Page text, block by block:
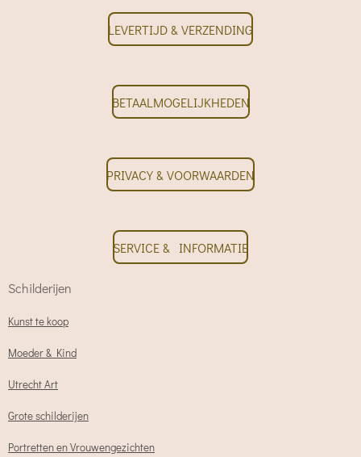
LEVERTIJD & VERZENDING
BETAALMOGELIJKHEDEN
PRIVACY & VOORWAARDEN
SERVICE & INFORMATIE
Schilderijen
Kunst te koop
Moeder & Kind
Utrecht Art
Grote schilderijen
Portretten en Vrouwengezichten